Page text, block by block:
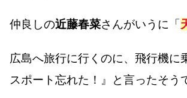
仲良しの近藤春菜さんがいうに「
広島へ旅行に行くのに、飛行機に
スポート忘れた！』と言ったそう